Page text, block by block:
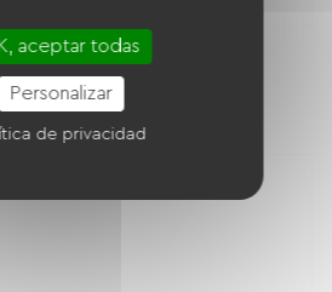
aceptar todas
Personalizar
de privacidad